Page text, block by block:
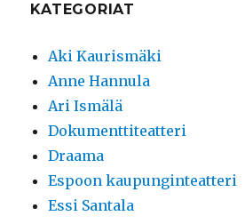
KATEGORIAT
Aki Kaurismäki
Anne Hannula
Ari Ismälä
Dokumenttiteatteri
Draama
Espoon kaupunginteatteri
Essi Santala